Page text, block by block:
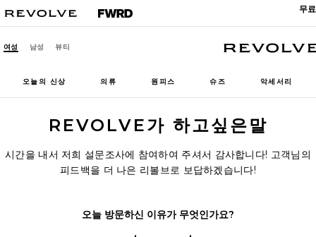
무
여성 남성 뷰티
오늘의 신상 의류 원피스 슈즈 악세서리
REVOLVE가 하고싶은말
시간을 내서 저희 설문조사에 참여하여 주셔서 감사합니다! 고객님의
피드백을 더 나은 리볼브로 보답하겠습니다!
오늘 방문하신 이유가 무엇인가요?